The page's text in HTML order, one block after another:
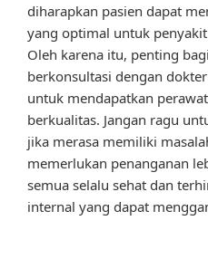
diharapkan pasien dapat
yang optimal untuk
Oleh karena itu, penting
berkonsultasi dengan
untuk mendapatkan
berkualitas. Jangan ragu
jika merasa memiliki
memerlukan penanganan
semua selalu sehat dan
internal yang dapat